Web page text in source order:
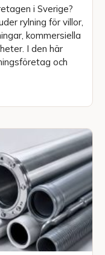
i Sverige?
rylning för villor,
kommersiella
I den här
och